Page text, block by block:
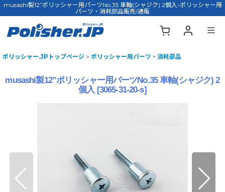
musashi製12”ポリッシャー用パーツNo.35 車軸(シャジク) 2個入-ポリッシャー用
パーツ・消耗部品販売/通販
ポリッシャー.JPトップページ > ポリッシャー用パーツ・消耗部品
musashi製12”ポリッシャー用パーツNo.35 車軸(シャジク) 2
個入 [3065-31-20-s]